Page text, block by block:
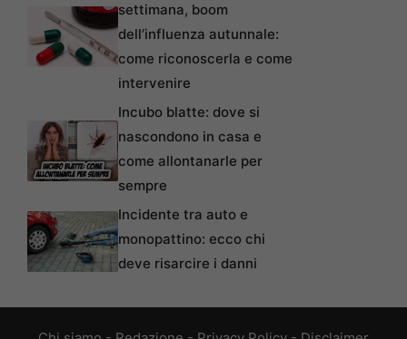
settimana, boom
dell’influenza autunnale:
come riconoscerla e come
intervenire
Incubo blatte: dove si
nascondono in casa e
come allontanarle per
sempre
Incidente tra auto e
monopattino: ecco chi
deve risarcire i danni